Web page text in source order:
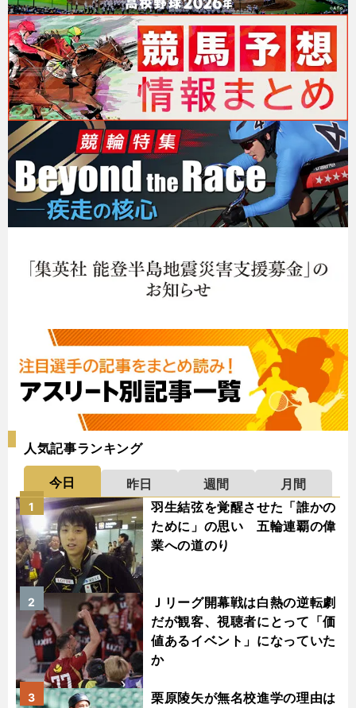
人気記事ランキング
今日 昨日 週間
月間
羽生結弦を覚醒させた「誰かの
ために」の思い 五輪連覇の偉
業への道のり
1
Ｊリーグ開幕戦は白熱の逆転劇
だが観客、視聴者にとって「価
値あるイベント」になっていた
か
2
栗原陵矢が無名校進学の理由は
3